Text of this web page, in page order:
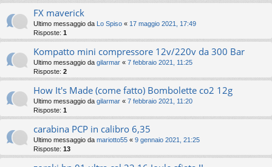
FX maverick
Ultimo messaggio da Lo Spiso « 17 maggio 2021, 17:49
Risposte: 1
Kompatto mini compressore 12v/220v da 300 Bar
Ultimo messaggio da gilarmar « 7 febbraio 2021, 11:25
Risposte: 2
How It's Made (come fatto) Bombolette co2 12g
Ultimo messaggio da gilarmar « 7 febbraio 2021, 11:20
Risposte: 1
carabina PCP in calibro 6,35
Ultimo messaggio da mariotto55 « 9 gennaio 2021, 21:25
Risposte: 13